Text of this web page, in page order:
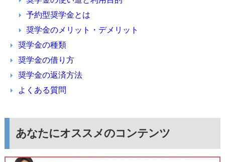
予約型奨学金とは
奨学金のメリット・デメリット
奨学金の種類
奨学金の借り方
奨学金の返済方法
よくある質問
あなたにオススメのコンテンツ